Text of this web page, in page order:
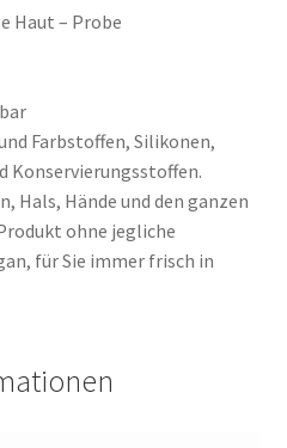
Haut – Probe
Farbstoffen, Silikonen,
Konservierungsstoffen.
Hals, Hände und den ganzen
ohne jegliche
für Sie immer frisch in